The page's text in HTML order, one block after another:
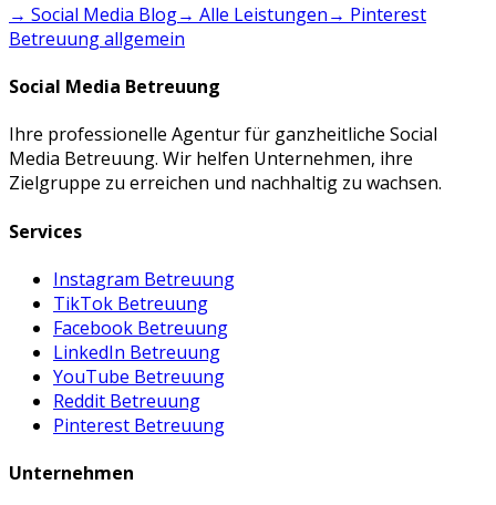
→ Social Media Blog→ Alle Leistungen→ Pinterest
Betreuungallgemein
Social Media Betreuung
Ihre professionelle Agentur für ganzheitliche Social
Media Betreuung. Wir helfen Unternehmen, ihre
Zielgruppe zu erreichen und nachhaltig zu wachsen.
Services
Instagram Betreuung
TikTok Betreuung
Facebook Betreuung
LinkedIn Betreuung
YouTube Betreuung
Reddit Betreuung
Pinterest Betreuung
Unternehmen